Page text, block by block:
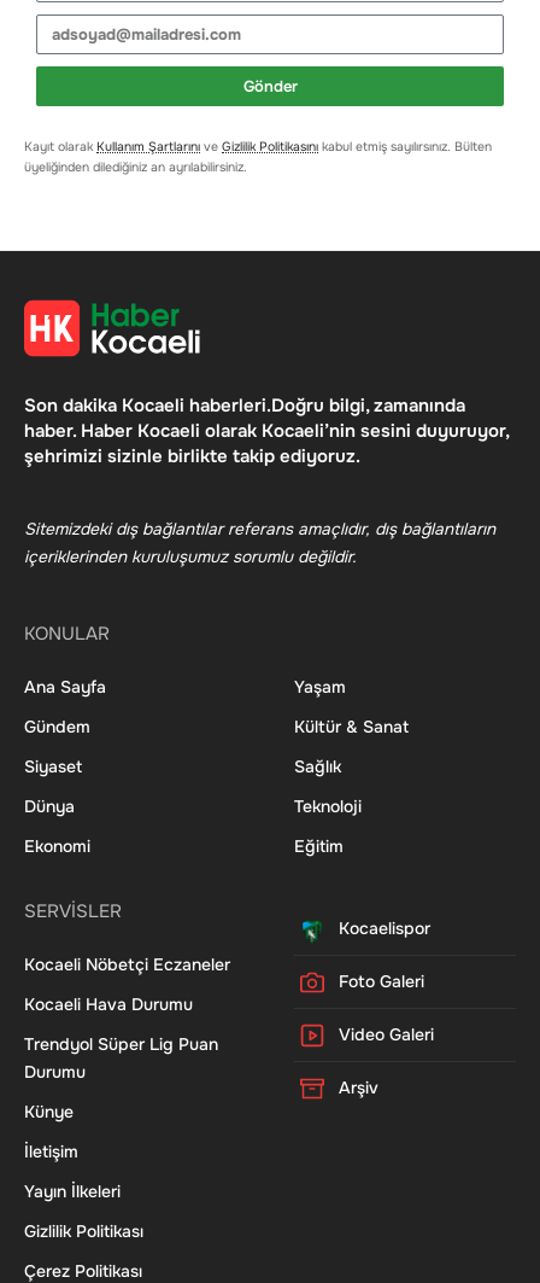
Gönder
Kayıt olarak Kullanım Şartlarını ve Gizlilik Politikasını kabul etmiş sayılırsınız. Bülten
üyeliğinden dilediğiniz an ayrılabilirsiniz.
Son dakika Kocaeli haberleri.Doğru bilgi, zamanında
haber. Haber Kocaeli olarak Kocaeli’nin sesini duyuruyor,
şehrimizi sizinle birlikte takip ediyoruz.
Sitemizdeki dış bağlantılar referans amaçlıdır, dış bağlantıların
içeriklerinden kuruluşumuz sorumlu değildir.
KONULAR
Ana Sayfa
Gündem
Siyaset
Dünya
Ekonomi
Yaşam
Kültür & Sanat
Sağlık
Teknoloji
Eğitim
SERVİSLER
Kocaeli Nöbetçi Eczaneler
Kocaeli Hava Durumu
Trendyol Süper Lig Puan
Durumu
Künye
İletişim
Yayın İlkeleri
Gizlilik Politikası
Çerez Politikası
Kocaelispor
Foto Galeri
Video Galeri
Arşiv